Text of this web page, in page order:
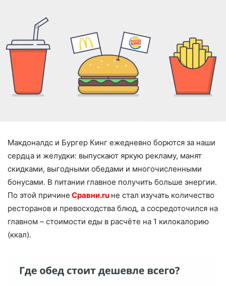
Макдоналдс и Бургер Кинг ежедневно борются за наши
сердца и желудки: выпускают яркую рекламу, манят
скидками, выгодными обедами и многочисленными
бонусами. В питании главное получить больше энергии.
По этой причине Сравни.ru не стал изучать количество
ресторанов и превосходства блюд, а сосредоточился на
главном – стоимости еды в расчёте на 1 килокалорию
(ккал).